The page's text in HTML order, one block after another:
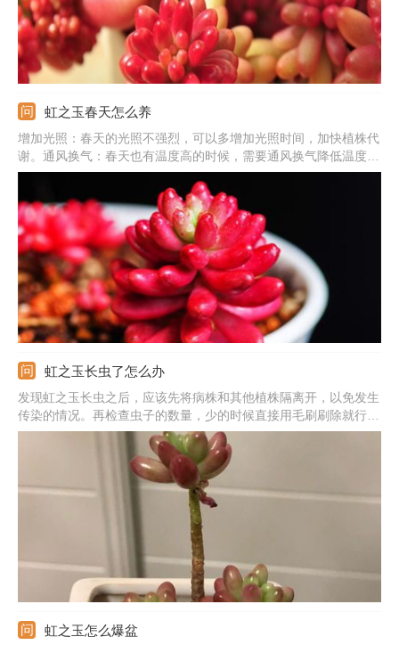
虹之玉春天怎么养
增加光照：春天的光照不强烈，可以多增加光照时间，加快植株代
谢。通风换气：春天也有温度高的时候，需要通风换气降低温度，
有利于植株呼吸。打顶修剪：如果植株徒长，需要进行打顶处理。
增加养分：要施加一些稀释后的肥料，可用洗米水代替。
虹之玉长虫了怎么办
发现虹之玉长虫之后，应该先将病株和其他植株隔离开，以免发生
传染的情况。再检查虫子的数量，少的时候直接用毛刷刷除就行，
还要用清水进行冲洗。数量多的话就要用氧化乐果进行防治了，不
然虫子数量就会增加。平时要注意养殖环境通风，降低生虫的几
虹之玉怎么爆盆